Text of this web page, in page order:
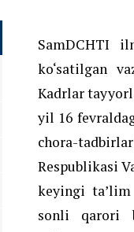
SamDCHTI
ko‘satilgan
Kadrlar
yil 16
chora-
Respublikasi
keyingi
sonli qarori